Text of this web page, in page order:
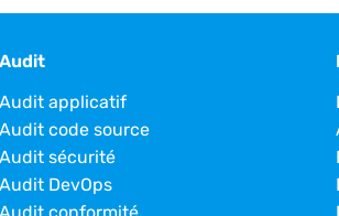
Audit
Audit applicatif
Audit code source
Audit sécurité
Audit DevOps